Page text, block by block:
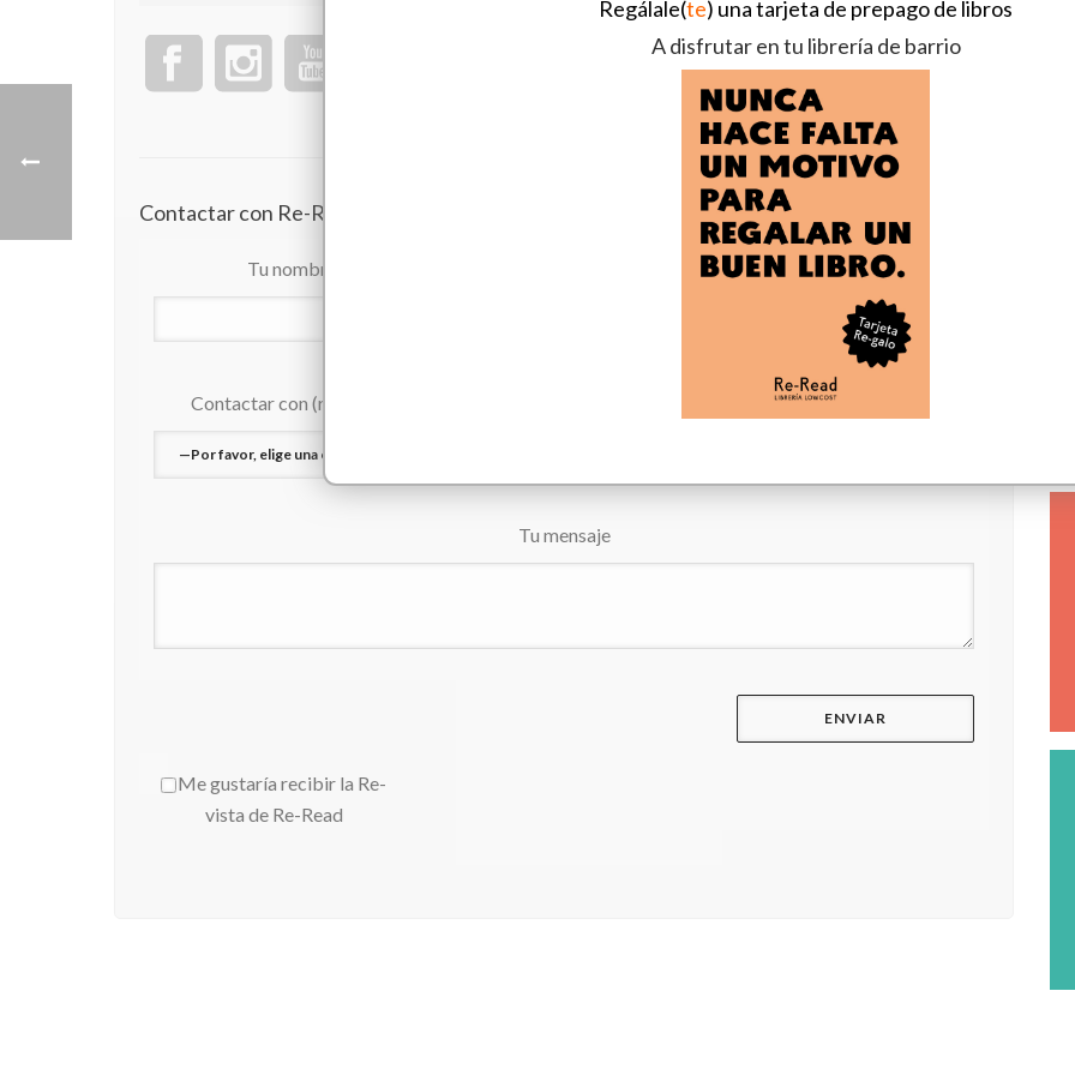
Contactar con Re-Read Castellón
Tu nombre * Asunto
Contactar con (requerido)
Tu mensaje
Me gustaría recibir la Re-
vista de Re-Read
Regálale(te) una tarjeta de prepago de libros
A disfrutar en tu librería de barrio